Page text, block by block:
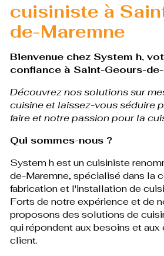
cuisiniste à
de-Maremne
Bienvenue chez System h,
confiance à Saint-Geours-
Découvrez nos solutions sur
cuisine et laissez-vous séduire
faire et notre passion pour la
Qui sommes-nous ?
System h est un cuisiniste
de-Maremne, spécialisé dans la
fabrication et l'installation de
Forts de notre expérience et de
proposons des solutions de
qui répondent aux besoins et aux
client.